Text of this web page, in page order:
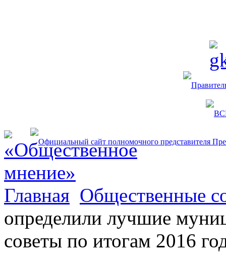
Главная Общественные
определили лучшие
советы по итогам 2016